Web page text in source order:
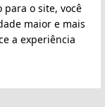
para o site, você
maior e mais
a experiência